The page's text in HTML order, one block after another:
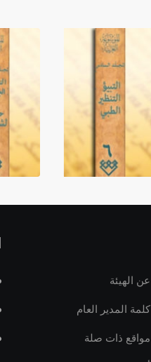
عن الهيئة
كلمة المدير العام
مواقع ذات صلة